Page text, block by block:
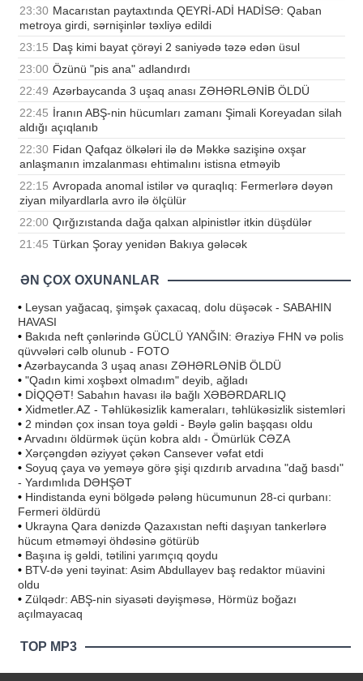
23:30 Macarıstan paytaxtında QEYRİ-ADİ HADİSƏ: Qaban
metroya girdi, sərnişinlər təxliyə edildi
23:15 Daş kimi bayat çörəyi 2 saniyədə təzə edən üsul
23:00 Özünü "pis ana" adlandırdı
22:49 Azərbaycanda 3 uşaq anası ZƏHƏRLƏNİB ÖLDÜ
22:45 İranın ABŞ-nin hücumları zamanı Şimali Koreyadan silah
aldığı açıqlanıb
22:30 Fidan Qafqaz ölkələri ilə də Məkkə sazişinə oxşar
anlaşmanın imzalanması ehtimalını istisna etməyib
22:15 Avropada anomal istilər və quraqlıq: Fermerlərə dəyən
ziyan milyardlarla avro ilə ölçülür
22:00 Qırğızıstanda dağa qalxan alpinistlər itkin düşdülər
21:45 Türkan Şoray yenidən Bakıya gələcək
ƏN ÇOX OXUNANLAR
• Leysan yağacaq, şimşək çaxacaq, dolu düşəcək - SABAHIN
HAVASI
• Bakıda neft çənlərində GÜCLÜ YANĞIN: Əraziyə FHN və polis
qüvvələri cəlb olunub - FOTO
•Azərbaycanda 3 uşaq anası ZƏHƏRLƏNİB ÖLDÜ
• "Qadın kimi xoşbəxt olmadım" deyib, ağladı
• DİQQƏT! Sabahın havası ilə bağlı XƏBƏRDARLIQ
• Xidmetler.AZ - Təhlükəsizlik kameraları, təhlükəsizlik sistemləri
• 2 mindən çox insan toya gəldi - Bəylə gəlin başqası oldu
•Arvadını öldürmək üçün kobra aldı - Ömürlük CƏZA
• Xərçəngdən əziyyət çəkən Cansever vəfat etdi
• Soyuq çaya və yeməyə görə şişi qızdırıb arvadına "dağ basdı"
- Yardımlıda DƏHŞƏT
• Hindistanda eyni bölgədə pələng hücumunun 28-ci qurbanı:
Fermeri öldürdü
• Ukrayna Qara dənizdə Qazaxıstan nefti daşıyan tankerlərə
hücum etməməyi öhdəsinə götürüb
• Başına iş gəldi, tətilini yarımçıq qoydu
• BTV-də yeni təyinat: Asim Abdullayev baş redaktor müavini
oldu
• Zülqədr: ABŞ-nin siyasəti dəyişməsə, Hörmüz boğazı
açılmayacaq
TOP MP3